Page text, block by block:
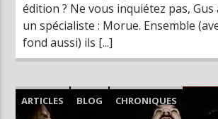
édition ? Ne vous inquiétez pas,
un spécialiste : Morue. Ensemble
fond aussi) ils [...]
ARTICLES BLOG CHRONIQUES